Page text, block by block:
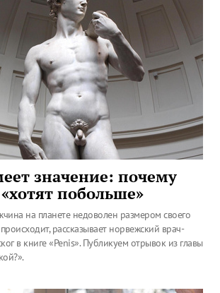
значение: почему
побольше»
на планете недоволен размером своего
рассказывает норвежский врач-
в книге «Penis». Публикуем отрывок из главы